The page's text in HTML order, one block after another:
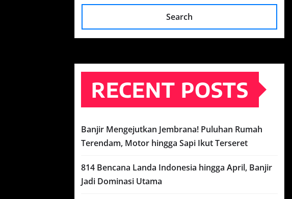
Search
RECENT POSTS
Banjir Mengejutkan Jembrana! Puluhan Rumah
Terendam, Motor hingga Sapi Ikut Terseret
814 Bencana Landa Indonesia hingga April, Banjir
Jadi Dominasi Utama